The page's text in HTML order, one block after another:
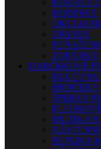
RUKAVICE
HODINKY
OKULIARE
OPASKY
TOPÁNKY
DARČEKOVÉ
HRNČEKY
ŠPERKY
REPLIKY-